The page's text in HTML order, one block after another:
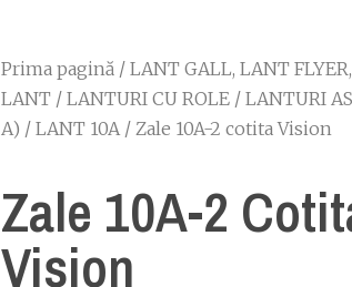
Prima pagină / LANT GALL, LANT
LANT / LANTURI CU ROLE / LANTURI
A) / LANT 10A/ Zale 10A-2 cotita Vision
Zale 10A-2
Vision